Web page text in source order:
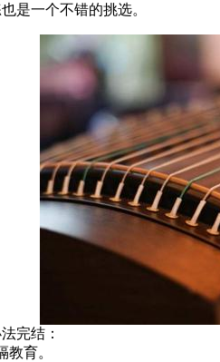
是一个不错的挑选。
完结：
育。